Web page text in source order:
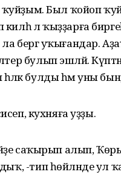
ҡуйҙым. Был ҡойоп
лә ҡыҙҙарға
бергә уҡығандар.
булып эшләй. Күптән
булды һәм уны
кухняға уҙҙы.
саҡырып алып,
-тип һөйләнде ул